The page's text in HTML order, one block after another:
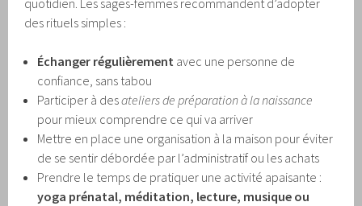
quotidien. Les sages-femmes recommandent d’adopter
des rituels simples :
Échanger régulièrement avec une personne de
confiance, sans tabou
Participer à desateliers de préparation à la naissance
pour mieux comprendre ce qui va arriver
Mettre en place une organisation à la maison pour éviter
de se sentir débordée par l’administratif ou les achats
Prendre le temps de pratiquer une activité apaisante :
yoga prénatal, méditation, lecture, musique ou